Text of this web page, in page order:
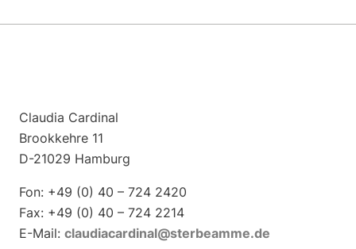
Claudia Cardinal
Brookkehre 11
D-21029 Hamburg
Fon: +49 (0) 40 – 724 2420
Fax: +49 (0) 40 – 724 2214
E-Mail: claudiacardinal@sterbeamme.de